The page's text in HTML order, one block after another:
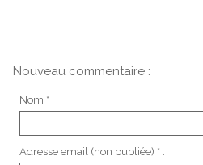
Nouveau commentaire :
Nom * :
Adresse email (non publiée) * :